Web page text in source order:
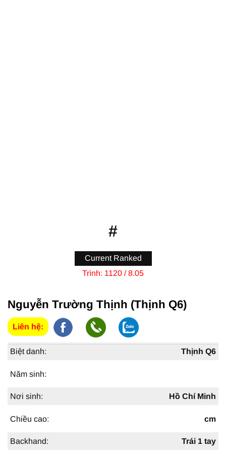
#
Current Ranked
Trình: 1120 / 8.05
Nguyễn Trường Thịnh (Thịnh Q6)
Liên hệ:
Biệt danh: Thịnh Q6
Năm sinh:
Nơi sinh: Hồ Chí Minh
Chiều cao: cm
Backhand: Trái 1 tay